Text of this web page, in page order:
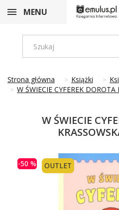
MENU
Strona główna Książki
W ŚWIECIE CYFEREK
W ŚWIECIE
-50 % OUTLET